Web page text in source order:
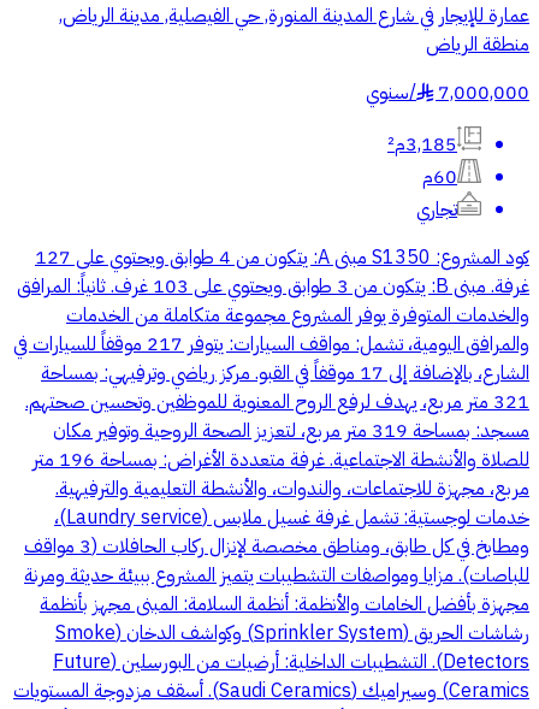
عمارة للإيجار في شارع المدينة المنورة, حي الفيصلية, مدينة الرياض,
منطقة الرياض
7,000,000
§
/سنوي
3,185م²
60م
تجاري
كود المشروع: S1350 مبنى A: يتكون من 4 طوابق ويحتوي على 127
غرفة. مبنى B: يتكون من 3 طوابق ويحتوي على 103 غرف. ثانياً: المرافق
والخدمات المتوفرة يوفر المشروع مجموعة متكاملة من الخدمات
والمرافق اليومية، تشمل: مواقف السيارات: يتوفر 217 موقفاً للسيارات في
الشارع، بالإضافة إلى 17 موقفاً في القبو. مركز رياضي وترفيهي: بمساحة
321 متر مربع، يهدف لرفع الروح المعنوية للموظفين وتحسين صحتهم.
مسجد: بمساحة 319 متر مربع، لتعزيز الصحة الروحية وتوفير مكان
للصلاة والأنشطة الاجتماعية. غرفة متعددة الأغراض: بمساحة 196 متر
مربع، مجهزة للاجتماعات، والندوات، والأنشطة التعليمية والترفيهية.
خدمات لوجستية: تشمل غرفة غسيل ملابس (Laundry service)،
ومطابخ في كل طابق، ومناطق مخصصة لإنزال ركاب الحافلات (3 مواقف
للباصات). مزايا ومواصفات التشطيبات يتميز المشروع ببيئة حديثة ومرنة
مجهزة بأفضل الخامات والأنظمة: أنظمة السلامة: المبنى مجهز بأنظمة
رشاشات الحريق (Sprinkler System) وكواشف الدخان (Smoke
Detectors). التشطيبات الداخلية: أرضيات من البورسلين (Future
Ceramics) وسيراميك (Saudi Ceramics). أسقف مزدوجة المستويات